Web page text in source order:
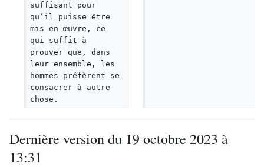
suffisant pour
qu’il puisse être
mis en œuvre, ce
qui suffit à
prouver que, dans
leur ensemble, les
hommes préfèrent se
consacrer à autre
chose.
Dernière version du 19 octobre 2023 à
13:31